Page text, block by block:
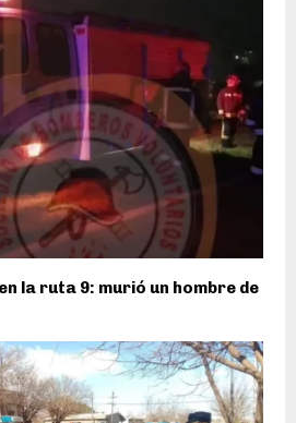
la ruta 9: murió un hombre de